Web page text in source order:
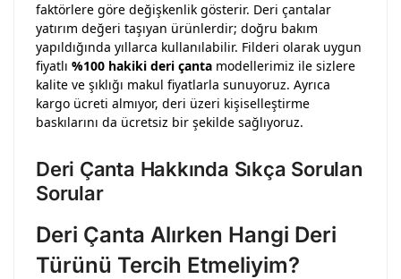
faktörlere göre değişkenlik gösterir. Deri çantalar
yatırım değeri taşıyan ürünlerdir; doğru bakım
yapıldığında yıllarca kullanılabilir. Filderi olarak uygun
fiyatlı %100 hakiki deri çanta modellerimiz ile sizlere
kalite ve şıklığı makul fiyatlarla sunuyoruz. Ayrıca
kargo ücreti almıyor, deri üzeri kişiselleştirme
baskılarını da ücretsiz bir şekilde sağlıyoruz.
Deri Çanta Hakkında Sıkça Sorulan
Sorular
Deri Çanta Alırken Hangi Deri
Türünü Tercih Etmeliyim?